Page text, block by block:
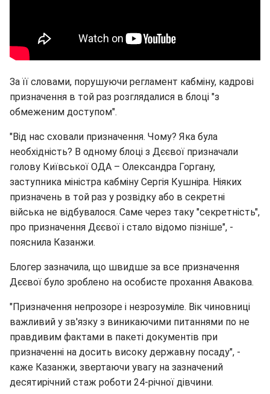
За її словами, порушуючи регламент кабміну, кадрові
призначення в той раз розглядалися в блоці "з
обмеженим доступом".
"Від нас сховали призначення. Чому? Яка була
необхідність? В одному блоці з Дєєвої призначали
голову Київської ОДА – Олександра Горгану,
заступника міністра кабміну Сергія Кушніра. Ніяких
призначень в той раз у розвідку або в секретні
війська не відбувалося. Саме через таку "секретність",
про призначення Дєєвої і стало відомо пізніше", -
пояснила Казанжи.
Блогер зазначила, що швидше за все призначення
Дєєвої було зроблено на особисте прохання Авакова.
"Призначення непрозоре і незрозуміле. Вік чиновниці
важливий у зв'язку з виникаючими питаннями по не
правдивим фактами в пакеті документів при
призначенні на досить високу державну посаду", -
каже Казанжи, звертаючи увагу на зазначений
десятирічний стаж роботи 24-річної дівчини.